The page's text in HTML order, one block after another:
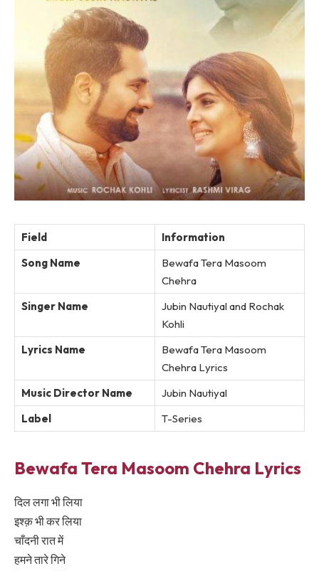
Field
Information
Song Name
Bewafa Tera Masoom
Chehra
Singer Name
Jubin Nautiyal and Rochak
Kohli
Lyrics Name
Bewafa Tera Masoom
Chehra Lyrics
Music Director Name
Jubin Nautiyal
Label
T-Series
Bewafa Tera Masoom Chehra Lyrics
दिल लगा भी लिया
इश्क़ भी कर लिया
चाँदनी रात में
हमने तारे गिने